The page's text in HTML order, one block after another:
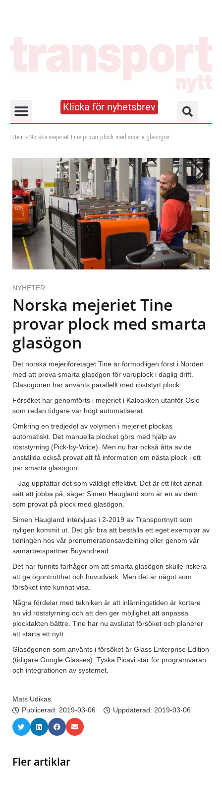
Klicka för nyhetsbrev
Hem » Norska mejeriet Tine provar plock med smarta glasögon
NYHETER
Norska mejeriet Tine
provar plock med smarta
glasögon
Det norska mejeriföretaget Tine är förmodligen först i Norden
med att prova smarta glasögon för varuplock i daglig drift.
Glasögonen har använts parallellt med röststyrt plock.
Försöket har genomförts i mejeriet i Kalbakken utanför Oslo
som redan tidgare var högt automatiserat.
Omkring en tredjedel av volymen i mejeriet plockas
automatiskt. Det manuella plocket görs med hjälp av
röststyrning (Pick-by-Voice). Men nu har också åtta av de
anställda också provat att få information om nästa plock i ett
par smarta glasögon.
– Jag uppfattar det som väldigt effektivt. Det är ett litet annat
sätt att jobba på, säger Simen Haugland som är en av dem
som provat på plock med glasögon.
Simen Haugland intervjuas i 2-2019 av Transportnytt som
nyligen kommit ut. Det går bra att beställa ett eget exemplar av
tidningen hos vår prenumerationsavdelning eller genom vår
samarbetspartner Buyandread.
Det har funnits farhågor om att smarta glasögon skulle riskera
att ge ögontrötthet och huvudvärk. Men det är något som
försöket inte kunnat visa.
Några fördelar med tekniken är att inlärningstiden är kortare
än vid röststyrning och att den ger möjlighet att anpassa
plocktakten bättre. Tine har nu avslutat försöket och planerer
att starta ett nytt.
Glasögonen som använts i försöket är Glass Enterprise Edition
(tidigare Google Glasses). Tyska Picavi står för programvaran
och integrationen av systemet.
Mats Udikas
Publicerad: 2019-03-06 Uppdaterad: 2019-03-06
Fler artiklar